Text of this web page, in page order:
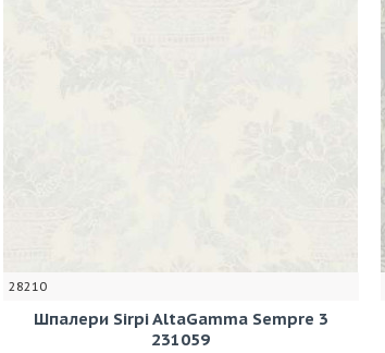
28210
Шпалери Sirpi AltaGamma Sempre 3
231059